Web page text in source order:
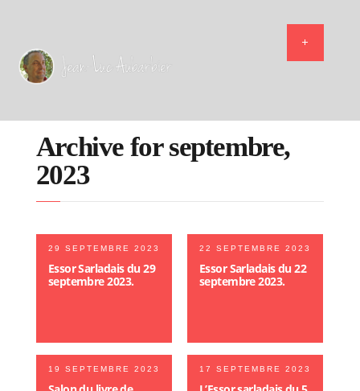
Archive for septembre,
2023
29 SEPTEMBRE 2023
Essor Sarladais du 29
septembre 2023.
22 SEPTEMBRE 2023
Essor Sarladais du 22
septembre 2023.
19 SEPTEMBRE 2023 17 SEPTEMBRE 2023